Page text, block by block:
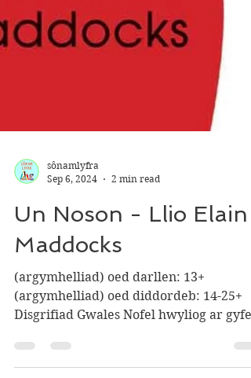
sônamlyfra
Sep 6, 2024
2 min read
Un Noson - Llio Elain
Maddocks
(argymhelliad) oed darllen: 13+
(argymhelliad) oed diddordeb: 14-25+